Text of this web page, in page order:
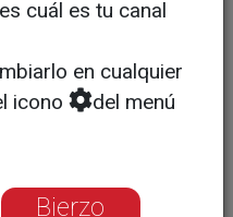
cuál es tu canal
en cualquier
icono
del menú
Bierzo